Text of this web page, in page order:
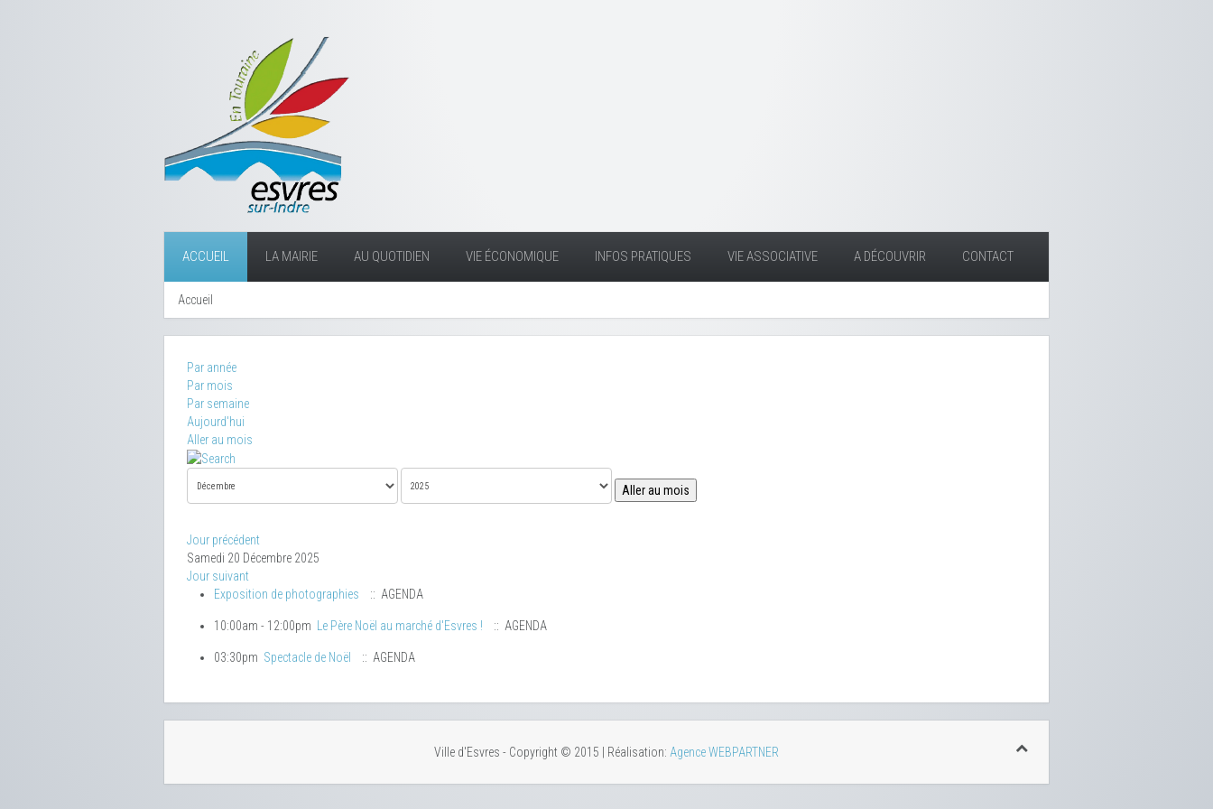
ACCUEIL LA MAIRIE AU QUOTIDIEN VIE ÉCONOMIQUE INFOS PRATIQUES VIE ASSOCIATIVE A DÉCOUVRIR CONTACT
Accueil
Par année
Par mois
Par semaine
Aujourd'hui
Aller au mois
Aller au mois
Jour précédent
Samedi 20 Décembre 2025
Jour suivant
Exposition de photographies
:: AGENDA
10:00am - 12:00pm Le Père Noël au marché d'Esvres ! :: AGENDA
03:30pm Spectacle de Noël :: AGENDA
Ville d'Esvres - Copyright © 2015 | Réalisation: Agence WEBPARTNER